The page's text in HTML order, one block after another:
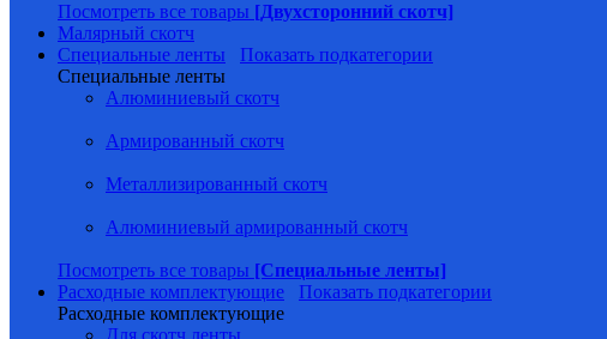
Посмотреть все товары [Двухсторонний скотч]
Малярный скотч
Специальные ленты
Показать подкатегории
Специальные ленты
Алюминиевый скотч
Армированный скотч
Металлизированный скотч
Алюминиевый армированный скотч
Посмотреть все товары [Специальные ленты]
Расходные комплектующие
Показать подкатегории
Расходные комплектующие
Для скотч ленты